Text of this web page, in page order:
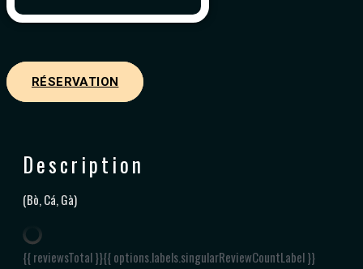
RÉSERVATION
Description
(Bò, Cá, Gà)
{{ reviewsTotal }}{{ options.labels.singularReviewCountLabel }}